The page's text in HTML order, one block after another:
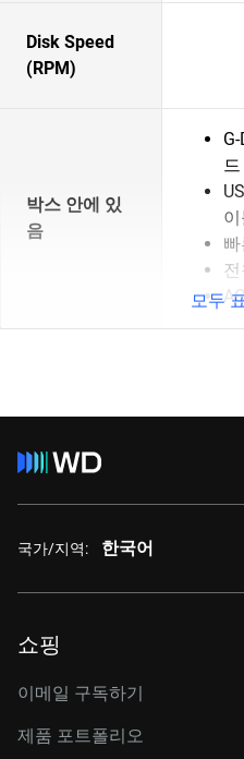
Disk Speed
(RPM)
박스 안에 있
음
모두
국가/지역: 한국어
쇼핑
이메일 구독하기
제품 포트폴리오